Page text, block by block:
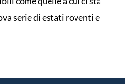
serie di estati roventi e